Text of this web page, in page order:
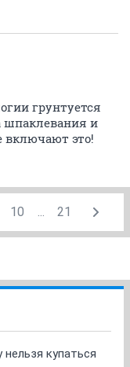
грунтуется
шпаклевания и
включают это!
10 21
купаться